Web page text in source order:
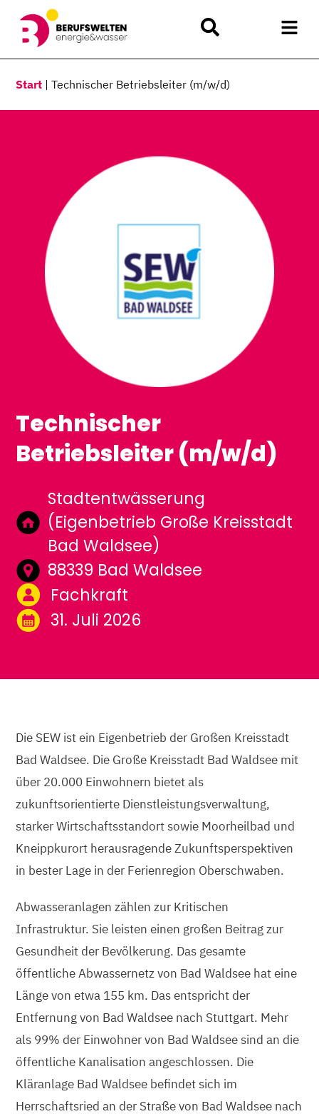
Start |Technischer Betriebsleiter (m/w/d)
Technischer
Betriebsleiter (m/w/d)
Stadtentwässerung
(Eigenbetrieb Große Kreisstadt
Bad Waldsee)
88339 Bad Waldsee
Fachkraft
31. Juli 2026
Die SEW ist ein Eigenbetrieb der Großen Kreisstadt
Bad Waldsee. Die Große Kreisstadt Bad Waldsee mit
über 20.000 Einwohnern bietet als
zukunftsorientierte Dienstleistungsverwaltung,
starker Wirtschaftsstandort sowie Moorheilbad und
Kneippkurort herausragende Zukunftsperspektiven
in bester Lage in der Ferienregion Oberschwaben.
Abwasseranlagen zählen zur Kritischen
Infrastruktur. Sie leisten einen großen Beitrag zur
Gesundheit der Bevölkerung. Das gesamte
öffentliche Abwassernetz von Bad Waldsee hat eine
Länge von etwa 155 km. Das entspricht der
Entfernung von Bad Waldsee nach Stuttgart. Mehr
als 99% der Einwohner von Bad Waldsee sind an die
öffentliche Kanalisation angeschlossen. Die
Kläranlage Bad Waldsee befindet sich im
Herrschaftsried an der Straße von Bad Waldsee nach